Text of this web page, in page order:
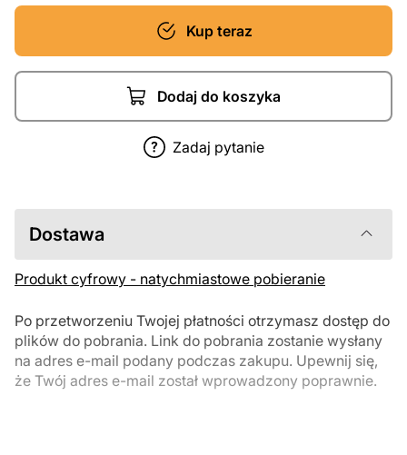
Kup teraz
Dodaj do koszyka
Zadaj pytanie
Dostawa
Produkt cyfrowy - natychmiastowe pobieranie
Po przetworzeniu Twojej płatności otrzymasz dostęp do
plików do pobrania. Link do pobrania zostanie wysłany
na adres e-mail podany podczas zakupu. Upewnij się,
że Twój adres e-mail został wprowadzony poprawnie.